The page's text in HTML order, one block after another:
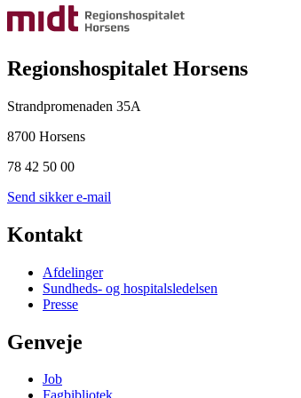
Regionshospitalet Horsens
Strandpromenaden 35A
8700 Horsens
78 42 50 00
Send sikker e-mail
Kontakt
Afdelinger
Sundheds- og hospitalsledelsen
Presse
Genveje
Job